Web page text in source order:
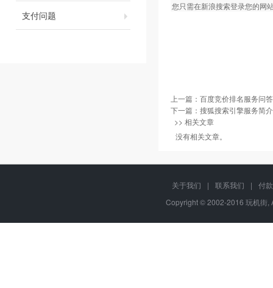
支付问题
您只需在新浪搜索登录您的网
上一篇： 百度竞价排名服务问答
下一篇： 搜狐搜索引擎服务简介
>> 相关文章
没有相关文章。
关于我们 | 联系我们 |
付
Copyright © 2002-2016 玩机街